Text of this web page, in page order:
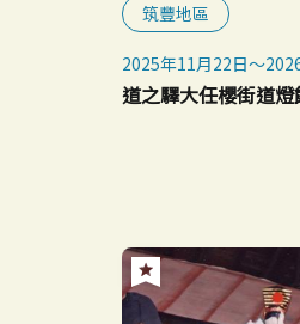
筑豐地區
2025年11月22日～
道之驛大任櫻街道燈